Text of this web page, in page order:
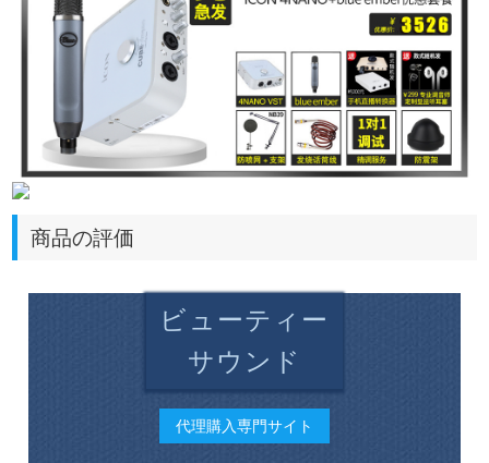
商品の評価
ビューティー
サウンド
代理購入専門サイト